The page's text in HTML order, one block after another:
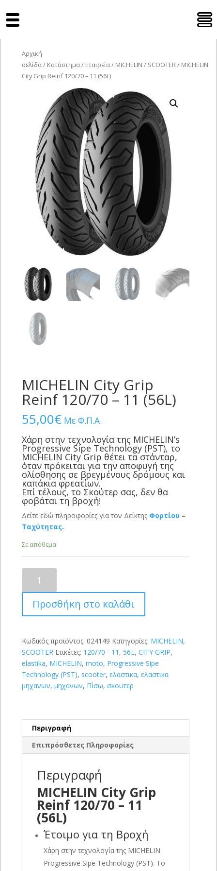
Αρχική
σελίδα/ Κατάστημα/ Εταιρεία/ MICHELIN / SCOOTER/ MICHELIN
City Grip Reinf 120/70 – 11 (56L)
MICHELIN City Grip
Reinf 120/70 – 11 (56L)
55,00€ Με Φ.Π.Α.
Χάρη στην τεχνολογία της MICHELIN’s
Progressive Sipe Technology (PST), το
MICHELIN City Grip θέτει τα στάνταρ,
όταν πρόκειται για την αποφυγή της
ολίσθησης σε βρεγμένους δρόμους και
καπάκια φρεατίων.
Επί τέλους, το Σκούτερ σας, δεν θα
φοβάται τη βροχή!
Δείτε εδώ πληροφορίες για τον Δείκτης Φορτίου –
Ταχύτητας.
Σε απόθεμα
Grip
Reinf
120/70
11
(56L)
ποσότητα
Προσθήκη στο καλάθι
Κωδικός προϊόντος: 024149 Κατηγορίες: MICHELIN,
SCOOTER Ετικέτες: 120/70 - 11 , 56L , CITY GRIP,
elastika, MICHELIN, moto, Progressive Sipe
Technology (PST), scooter, ελαστικα, ελαστικα
μηχανων, μηχανων, Πίσω, σκουτερ
Περιγραφή
Επιπρόσθετες Πληροφορίες
Περιγραφή
MICHELIN City Grip
Reinf 120/70 – 11
(56L)
Έτοιμο για τη Βροχή
Χάρη στην τεχνολογία της MICHELIN
Progressive Sipe Technology (PST). Το